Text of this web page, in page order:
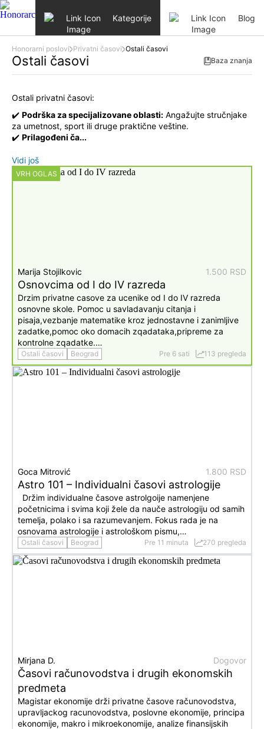
Skip to content
Kategorije
Blog
Honorarni poslovi Privatni časovi Ostali časovi
Ostali časovi Baza znanja
Ostali privatni časovi:
✔️ Podrška za specijalizovane oblasti: Angažujte stručnjake
za umetnost, sport ili druge praktične veštine.
✔️ Prilagođeni ča...
Vidi još
VRH OGLAS
Marija Stojilkovic 1.500 RSD
Osnovcima od I do IV razreda
Drzim privatne casove za ucenike od I do IV razreda
osnovne skole. Pomoc u savladavanju citanja i
pisaja,vezbanje matematike kroz jednostavne i zanimljive
zadatke,pomoc oko domacih zqadataka,pripreme za
kontrolne zqadatke.…
Ostali časovi Beograd Pre 6 sati 113 pregleda
Goca Mitrović 1.800 RSD
Astro 101 – Individualni časovi astrologije
Držim individualne časove astrolgoije namenjene
početnicima i svima koji žele da nauče astrologiju od samih
temelja, polako i sa razumevanjem. Fokus rada je na
osnovama astrologije i astrološkom pismu,…
Ostali časovi Beograd Pre 11 minuta 270 pregleda
Mirjana D. Dogovor
Časovi računovodstva i drugih ekonomskih
predmeta
Magistar ekonomije drži privatne časove računovodstva,
upravljackog racunovodstva, poslovne ekonomije, principa
ekonomije, makro i mikroekonomije, analize finansijskih